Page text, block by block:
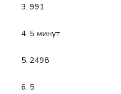
991
5 минут
2498
5